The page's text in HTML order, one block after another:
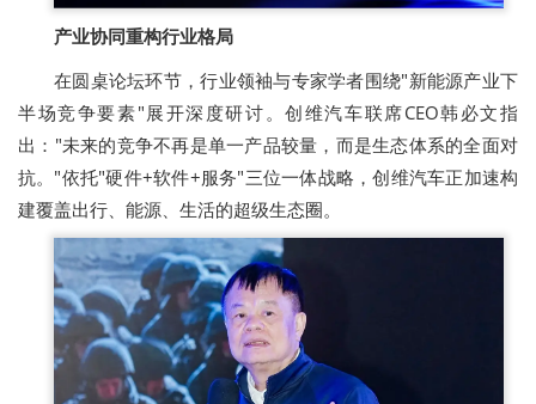
产业协同重构行业格局
在圆桌论坛环节，行业领袖与专家学者围绕"新能源产业下
半场竞争要素"展开深度研讨。创维汽车联席CEO韩必文指
出："未来的竞争不再是单一产品较量，而是生态体系的全面对
抗。"依托"硬件+软件+服务"三位一体战略，创维汽车正加速构
建覆盖出行、能源、生活的超级生态圈。